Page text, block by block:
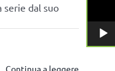
serie dal suo
Continua a leggere